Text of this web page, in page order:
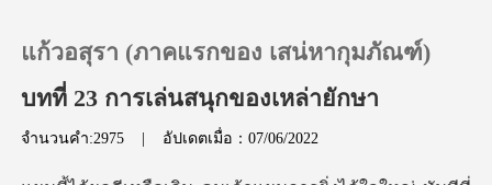
แก้วอสุรา (ภาคแรกของ เสน่หากุมภัณฑ์)
บทที่ 23 การเล่นสนุกของเหล่ายักษา
จำนวนคำ:2975 | อัปเดตเมื่อ：07/06/2022